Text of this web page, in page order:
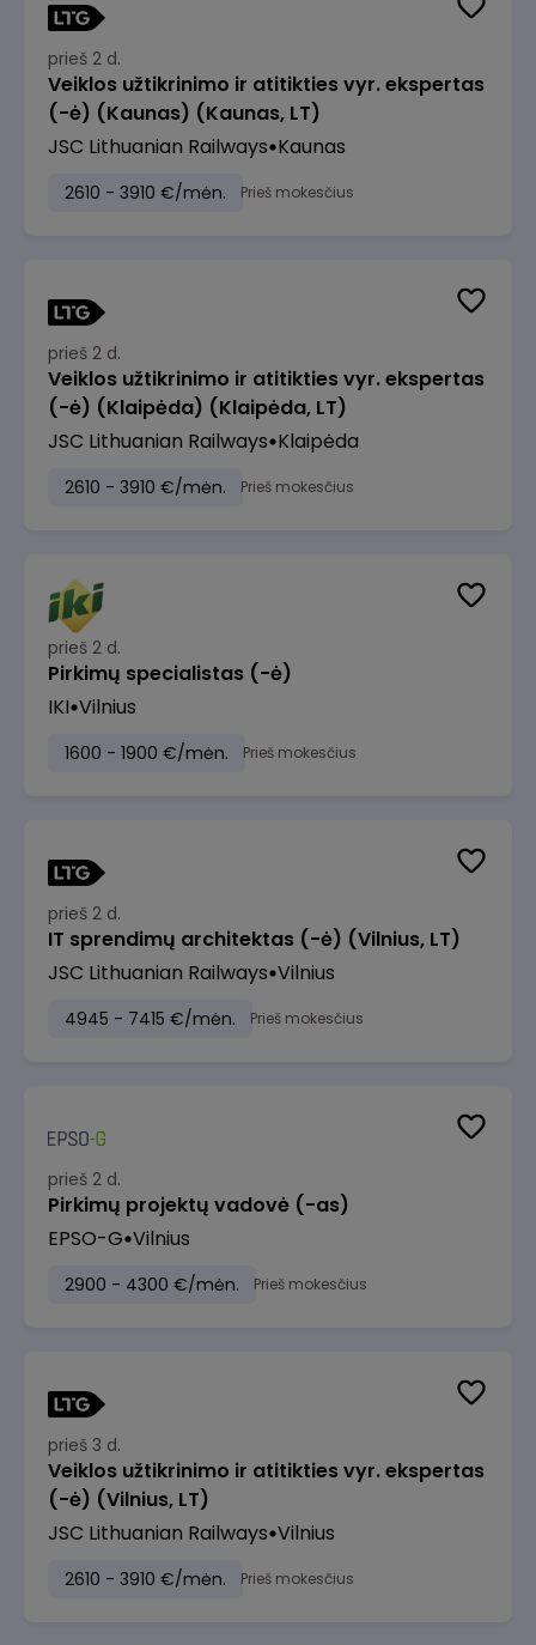
prieš 2 d.
Veiklos užtikrinimo ir atitikties vyr. ekspertas
(-ė) (Kaunas) (Kaunas, LT)
JSC Lithuanian Railways Kaunas
2610 - 3910 €/mėn. Prieš mokesčius
prieš 2 d.
Veiklos užtikrinimo ir atitikties vyr. ekspertas
(-ė) (Klaipėda) (Klaipėda, LT)
JSC Lithuanian Railways Klaipėda
2610 - 3910 €/mėn. Prieš mokesčius
prieš 2 d.
Pirkimų specialistas (-ė)
IKI Vilnius
1600 - 1900 €/mėn. Prieš mokesčius
prieš 2 d.
IT sprendimų architektas (-ė) (Vilnius, LT)
JSC Lithuanian Railways Vilnius
4945 - 7415 €/mėn. Prieš mokesčius
prieš 2 d.
Pirkimų projektų vadovė (-as)
EPSO-G Vilnius
2900 - 4300 €/mėn. Prieš mokesčius
prieš 3 d.
Veiklos užtikrinimo ir atitikties vyr. ekspertas
(-ė) (Vilnius, LT)
JSC Lithuanian Railways Vilnius
2610 - 3910 €/mėn. Prieš mokesčius